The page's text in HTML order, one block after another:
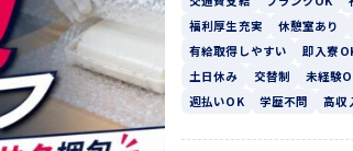
福利厚生充実
休憩室あり
有給取得しやすい
即入寮
土日休み
交替制 未経験
週払いOK
学歴不問 高収